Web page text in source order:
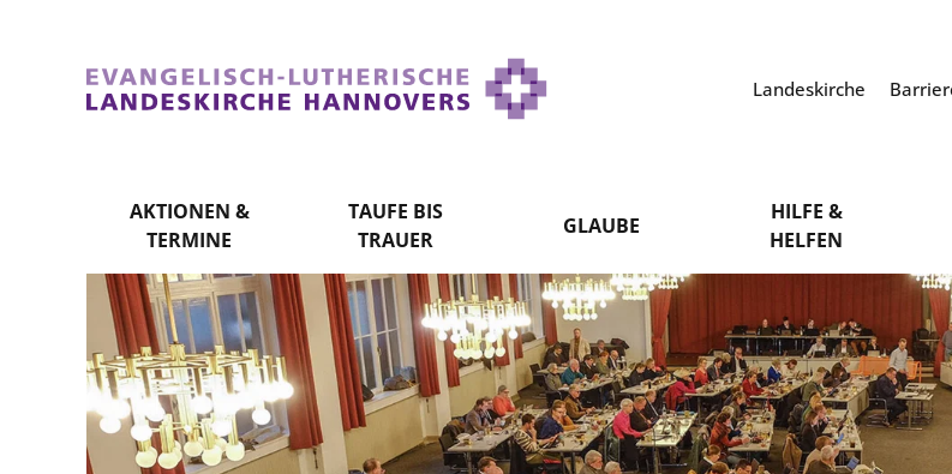
Landeskirche
AKTIONEN &
TERMINE
TAUFE BIS
TRAUER
GLAUBE
HILFE &
HELFEN